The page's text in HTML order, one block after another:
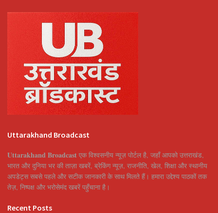
Uttarakhand Broadcast
Uttarakhand Broadcast एक विश्वसनीय न्यूज़ पोर्टल है, जहाँ आपको उत्तराखंड,
भारत और दुनिया भर की ताज़ा खबरें, ब्रेकिंग न्यूज़, राजनीति, खेल, शिक्षा और स्थानीय
अपडेट्स सबसे पहले और सटीक जानकारी के साथ मिलते हैं। हमारा उद्देश्य पाठकों तक
तेज़, निष्पक्ष और भरोसेमंद खबरें पहुँचाना है।
Recent Posts